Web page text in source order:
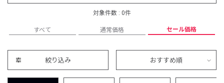
対象件数 : 0件
すべて 通常価格 セール価格
絞り込み おすすめ順